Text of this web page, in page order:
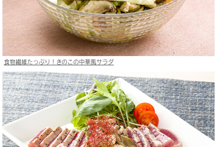
食物繊維たっぷり！きのこの中華風サラダ